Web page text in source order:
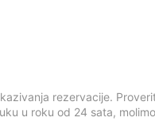
rezervacije.
u roku od 24 sata,